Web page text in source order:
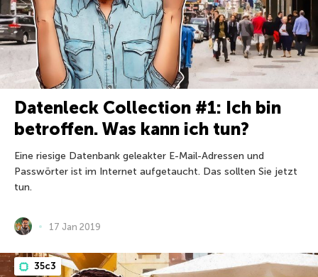
Datenleck Collection #1: Ich bin
betroffen. Was kann ich tun?
Eine riesige Datenbank geleakter E-Mail-Adressen und
Passwörter ist im Internet aufgetaucht. Das sollten Sie jetzt
tun.
17 Jan 2019
35c3